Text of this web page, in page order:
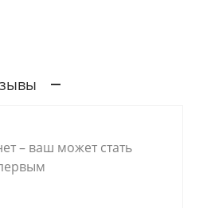
– ваш может стать